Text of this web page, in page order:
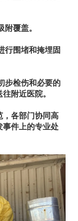
覆盖。
行围堵和掩埋固
步检伤和必要的
附近医院。
，各部门协同高
事件上的专业处